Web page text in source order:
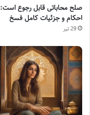
صلح محاباتی قابل رجوع است:
احکام و جزئیات کامل فسخ
29 تیر